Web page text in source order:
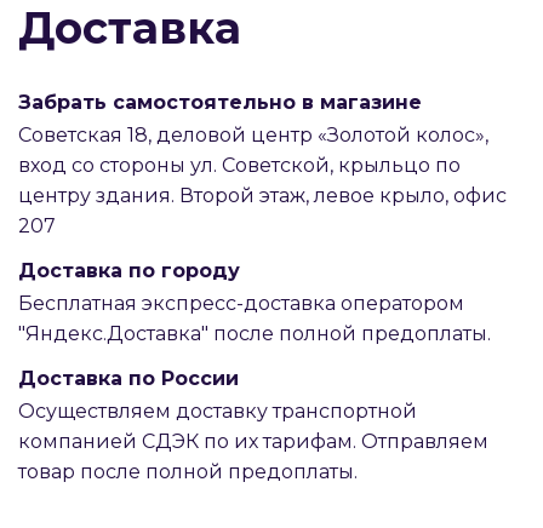
Доставка
Забрать самостоятельно в магазине
Советская 18, деловой центр «Золотой колос»,
вход со стороны ул. Советской, крыльцо по
центру здания. Второй этаж, левое крыло, офис
207
Доставка по городу
Бесплатная экспресс-доставка оператором
"Яндекс.Доставка" после полной предоплаты.
Доставка по России
Осуществляем доставку транспортной
компанией СДЭК по их тарифам. Отправляем
товар после полной предоплаты.